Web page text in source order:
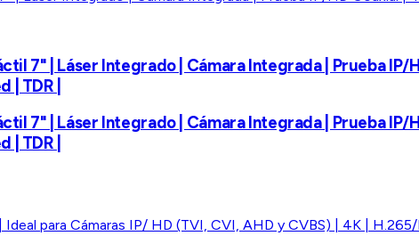
7" | Láser Integrado | Cámara Integrada | Prueba IP/
TDR |
7" | Láser Integrado | Cámara Integrada | Prueba IP/
TDR |